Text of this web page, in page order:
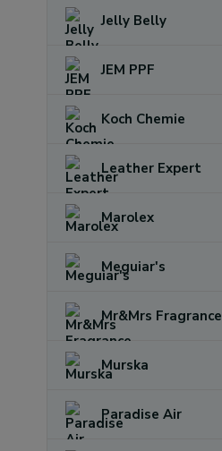
Jelly Belly
JEM PPF
Koch Chemie
Leather Expert
Marolex
Meguiar's
Mr&Mrs Fragrance
Murska
Paradise Air